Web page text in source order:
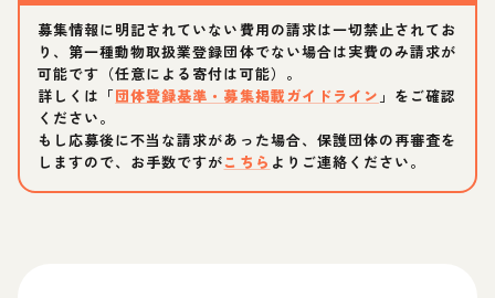
募集情報に明記されていない費用の請求は一切禁止されてお
り、第一種動物取扱業登録団体でない場合は実費のみ請求が
可能です（任意による寄付は可能）。
詳しくは「団体登録基準・募集掲載ガイドライン 」をご確認
ください。
もし応募後に不当な請求があった場合、保護団体の再審査を
しますので、お手数ですがこちら よりご連絡ください。